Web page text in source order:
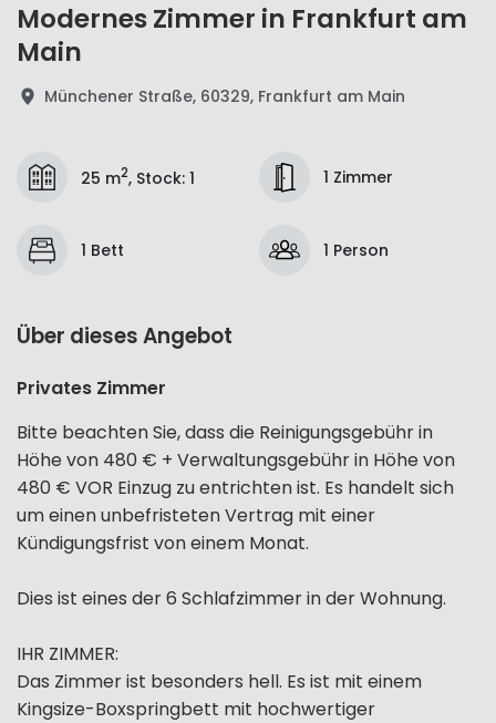
Modernes Zimmer in Frankfurt am
Main
Münchener Straße, 60329, Frankfurt am Main
25 m2, Stock: 1 1 Zimmer
1 Bett 1 Person
Über dieses Angebot
Privates Zimmer
Bitte beachten Sie, dass die Reinigungsgebühr in
Höhe von 480 € + Verwaltungsgebühr in Höhe von
480 € VOR Einzug zu entrichten ist. Es handelt sich
um einen unbefristeten Vertrag mit einer
Kündigungsfrist von einem Monat.
Dies ist eines der 6 Schlafzimmer in der Wohnung.
IHR ZIMMER:
Das Zimmer ist besonders hell. Es ist mit einem
Kingsize-Boxspringbett mit hochwertiger